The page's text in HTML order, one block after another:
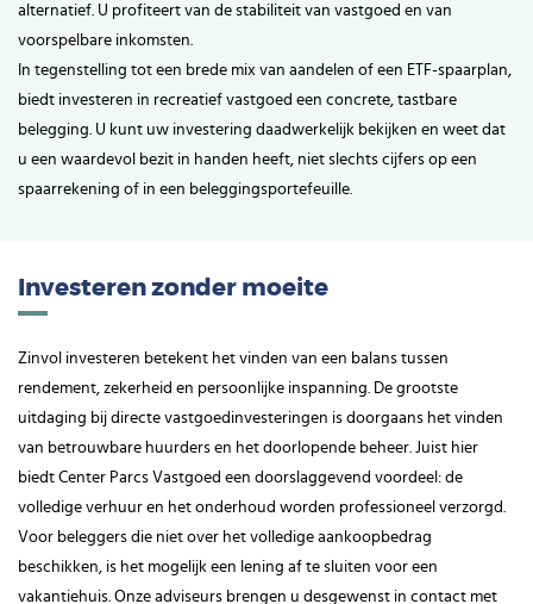
alternatief. U profiteert van de stabiliteit van vastgoed en van
voorspelbare inkomsten.
In tegenstelling tot een brede mix van aandelen of een ETF-spaarplan,
biedt investeren in recreatief vastgoed een concrete, tastbare
belegging. U kunt uw investering daadwerkelijk bekijken en weet dat
u een waardevol bezit in handen heeft, niet slechts cijfers op een
spaarrekening of in een beleggingsportefeuille.
Investeren zonder moeite
Zinvol investeren betekent het vinden van een balans tussen
rendement, zekerheid en persoonlijke inspanning. De grootste
uitdaging bij directe vastgoedinvesteringen is doorgaans het vinden
van betrouwbare huurders en het doorlopende beheer. Juist hier
biedt Center Parcs Vastgoed een doorslaggevend voordeel: de
volledige verhuur en het onderhoud worden professioneel verzorgd.
Voor beleggers die niet over het volledige aankoopbedrag
beschikken, is het mogelijk een lening af te sluiten voor een
vakantiehuis. Onze adviseurs brengen u desgewenst in contact met